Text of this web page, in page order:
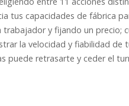
tus capacidades de fábrica
y fijando un
la velocidad y fiabilidad de
puede retrasarte y ceder el